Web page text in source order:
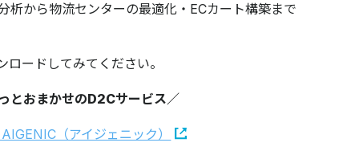
析から物流センターの最適化・ECカート構築まで
ードしてみてください。
とおまかせのD2Cサービス／